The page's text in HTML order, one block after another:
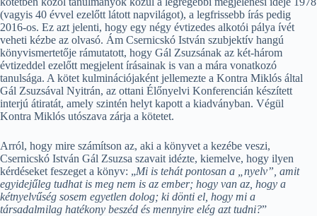
(vagyis 40 évvel ezelőtt látott napvilágot), a legfrissebb írás pedig
2016-os. Ez azt jelenti, hogy egy négy évtizedes alkotói pálya ívét
veheti kézbe az olvasó. Ám Csernicskó István szubjektív hangú
könyvismertetője rámutatott, hogy Gál Zsuzsának az két-három
évtizeddel ezelőtt megjelent írásainak is van a mára vonatkozó
tanulsága. A kötet kulminációjaként jellemezte a Kontra Miklós által
Gál Zsuzsával Nyitrán, az ottani Élőnyelvi Konferencián készített
interjú átiratát, amely szintén helyt kapott a kiadványban. Végül
Kontra Miklós utószava zárja a kötetet.
Arról, hogy mire számítson az, aki a könyvet a kezébe veszi,
Csernicskó István Gál Zsuzsa szavait idézte, kiemelve, hogy ilyen
kérdéseket feszeget a könyv: „Mi is tehát pontosan a „nyelv”, amit
egyidejűleg tudhat is meg nem is az ember; hogy van az, hogy a
kétnyelvűség sosem egyetlen dolog; ki dönti el, hogy mi a
társadalmilag hatékony beszéd és mennyire elég azt tudni?”